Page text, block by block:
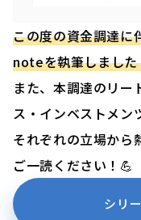
この度の資金調達に
noteを執筆しました
また、本調達のリー
ス・インベストメン
それぞれの立場から
ご一読ください！💪
シリ